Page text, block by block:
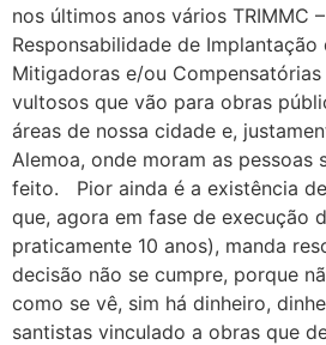
nos últimos anos vários TRIMMC
Responsabilidade de Implantação
Mitigadoras e/ou
vultosos que vão para obras
áreas de nossa cidade e,
Alemoa, onde moram as pessoas
feito. Pior ainda é a existência
que, agora em fase de execução
praticamente 10 anos), manda
decisão não se cumpre, porque
como se vê, sim há dinheiro,
santistas vinculado a obras que